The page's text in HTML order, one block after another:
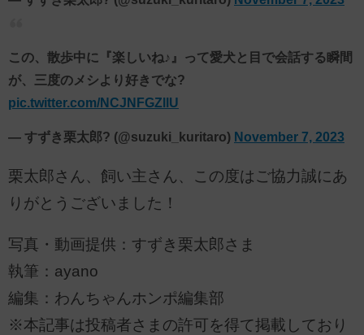
この、散歩中に『楽しいね♪』って愛犬と目で会話する瞬間
が、三度のメシより好きでな?
pic.twitter.com/NCJNFGZllU
— すずき栗太郎? (@suzuki_kuritaro) November 7, 2023
栗太郎さん、飼い主さん、この度はご協力誠にあ
りがとうございました！
写真・動画提供：すずき栗太郎さま
執筆：ayano
編集：わんちゃんホンポ編集部
※本記事は投稿者さまの許可を得て掲載しており